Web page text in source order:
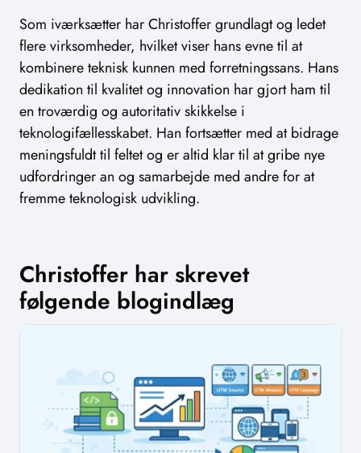
Som iværksætter har Christoffer grundlagt og ledet
flere virksomheder, hvilket viser hans evne til at
kombinere teknisk kunnen med forretningssans. Hans
dedikation til kvalitet og innovation har gjort ham til
en troværdig og autoritativ skikkelse i
teknologifællesskabet. Han fortsætter med at bidrage
meningsfuldt til feltet og er altid klar til at gribe nye
udfordringer an og samarbejde med andre for at
fremme teknologisk udvikling.
Christoffer har skrevet
følgende blogindlæg